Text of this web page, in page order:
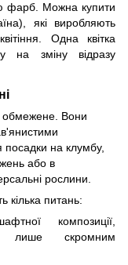
фарб. Можна купити
які виробляють
Одна квітка
на зміну відразу
обмежене. Вони
на клумбу,
або в
рослини.
кілька питань:
композиції,
лише скромним